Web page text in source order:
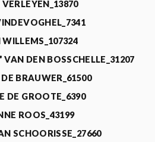
WILLEMS_107324
VAN DEN BOSSCHELLE_31207
BRAUWER_61500
DE GROOTE_6390
ROOS_43199
SCHOORISSE_27660